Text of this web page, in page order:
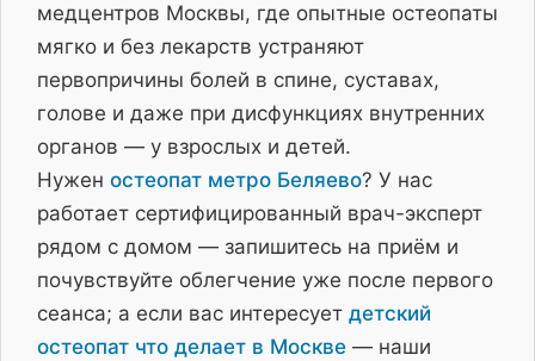
медцентров Москвы, где опытные остеопаты
мягко и без лекарств устраняют
первопричины болей в спине, суставах,
голове и даже при дисфункциях внутренних
органов — у взрослых и детей.
Нужен остеопат метро Беляево? У нас
работает сертифицированный врач-эксперт
рядом с домом — запишитесь на приём и
почувствуйте облегчение уже после первого
сеанса; а если вас интересует детский
остеопат что делает в Москве — наши